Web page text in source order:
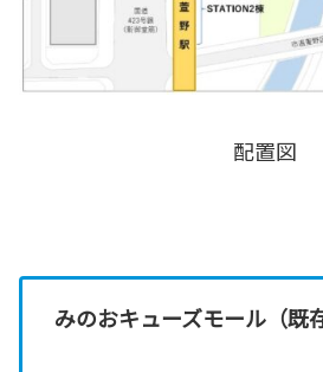
配置図
みのおキューズモール（既